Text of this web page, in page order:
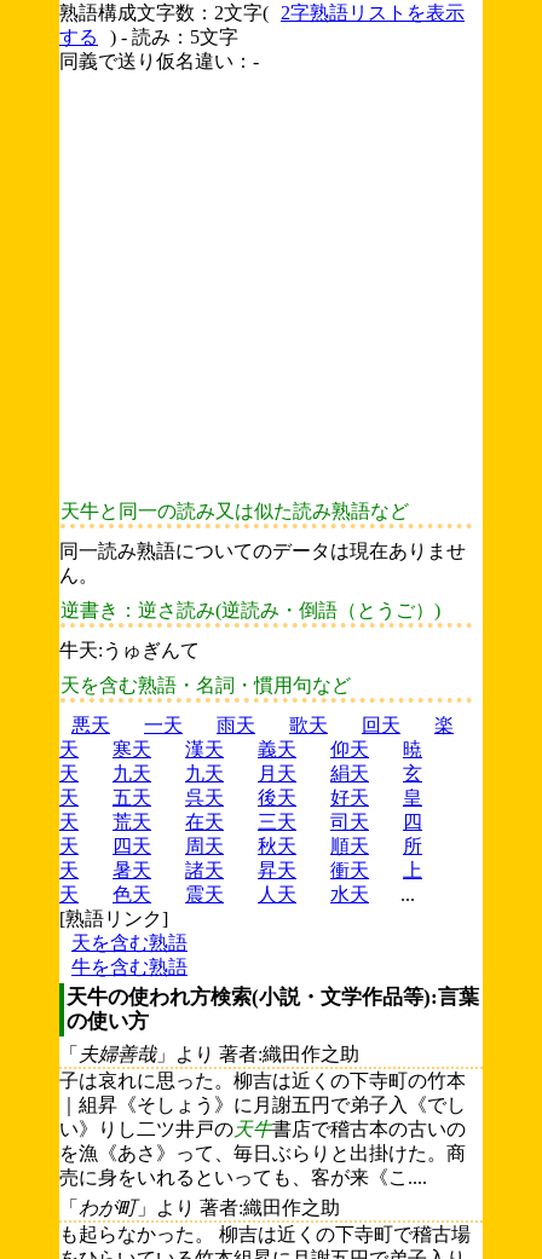
熟語構成文字数：2文字(
2字熟語リストを表示
する
) - 読み：5文字
同義で送り仮名違い：-
天牛と同一の読み又は似た読み熟語など
同一読み熟語についてのデータは現在ありませ
ん。
逆書き：逆さ読み(逆読み・倒語（とうご）)
牛天:うゅぎんて
天を含む熟語・名詞・慣用句など
悪天
一天 雨天 歌天 回天
楽
天
寒天 漢天 義天 仰天
暁
天
九天 九天 月天 絹天
玄
天
五天 呉天 後天 好天
皇
天
荒天 在天 三天 司天
四
天
四天 周天 秋天 順天
所
天
暑天 諸天 昇天 衝天
上
天
色天 震天 人天 水天
...
[熟語リンク]
天を含む熟語
牛を含む熟語
天牛の使われ方検索(小説・文学作品等):言葉
の使い方
「 夫婦善哉」より 著者:織田作之助
子は哀れに思った。柳吉は近くの下寺町の竹本
｜組昇《そしょう》に月謝五円で弟子入《でし
い》りし二ツ井戸の天牛書店で稽古本の古いの
を漁《あさ》って、毎日ぶらりと出掛けた。商
売に身をいれるといっても、客が来《こ....
「 わが町」より 著者:織田作之助
も起らなかった。 柳吉は近くの下寺町で稽古場